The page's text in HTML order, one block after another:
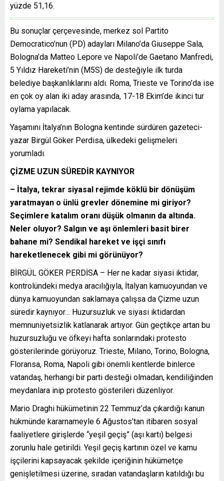
yüzde 51,16.
Bu sonuçlar çerçevesinde, merkez sol Partito
Democratico’nun (PD) adayları Milano’da Giuseppe Sala,
Bologna’da Matteo Lepore ve Napoli’de Gaetano Manfredi,
5 Yıldız Hareketi’nin (M5S) de desteğiyle ilk turda
belediye başkanlıklarını aldı. Roma, Trieste ve Torino’da ise
en çok oy alan iki aday arasında, 17-18 Ekim’de ikinci tur
oylama yapılacak.
Yaşamını İtalya’nın Bologna kentinde sürdüren gazeteci-
yazar Birgül Göker Perdisa, ülkedeki gelişmeleri
yorumladı.
ÇİZME UZUN SÜREDİR KAYNIYOR
– İtalya, tekrar siyasal rejimde köklü bir dönüşüm
yaratmayan o ünlü grevler dönemine mi giriyor?
Seçimlere katalım oranı düşük olmanın da altında.
Neler oluyor? Salgın ve aşı önlemleri basit birer
bahane mi? Sendikal hareket ve işçi sınıfı
hareketlenecek gibi mi görünüyor?
BİRGÜL GÖKER PERDİSA – Her ne kadar siyasi iktidar,
kontrolündeki medya aracılığıyla, İtalyan kamuoyundan ve
dünya kamuoyundan saklamaya çalışsa da Çizme uzun
süredir kaynıyor… Huzursuzluk ve siyasi iktidardan
memnuniyetsizlik katlanarak artıyor. Gün geçtikçe artan bu
huzursuzluğu ve öfkeyi hafta sonlarındaki protesto
gösterilerinde görüyoruz. Trieste, Milano, Torino, Bologna,
Floransa, Roma, Napoli gibi önemli kentlerde binlerce
vatandaş, herhangi bir parti desteği olmadan, kendiliğinden
meydanlara inip protesto gösterileri düzenliyor.
Mario Draghi hükümetinin 22 Temmuz’da çıkardığı kanun
hükmünde kararnameyle 6 Ağustos’tan itibaren sosyal
faaliyetlere girişlerde “yeşil geçiş” (aşı kartı) belgesi
zorunlu hale getirildi. Yeşil geçiş kartının özel ve kamu
işçilerini kapsayacak şekilde içeriğinin hükümetçe
genişletilmesi üzerine, sıradan vatandaşların katıldığı bu